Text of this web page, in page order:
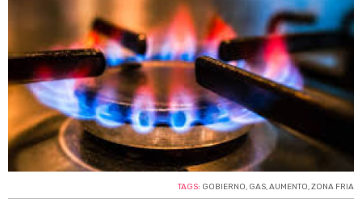
TAGS: GOBIERNO, GAS,AUMENTO,ZONA FRIA